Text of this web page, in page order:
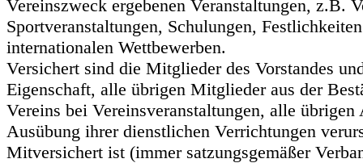
Vereinszweck ergebenen Veranstaltungen, z.B.
Sportveranstaltungen, Schulungen,
internationalen Wettbewerben.
Versichert sind die Mitglieder des Vorstandes
Eigenschaft, alle übrigen Mitglieder aus der
Vereins bei Vereinsveranstaltungen, alle
Ausübung ihrer dienstlichen Verrichtungen
Mitversichert ist (immer satzungsgemäßer